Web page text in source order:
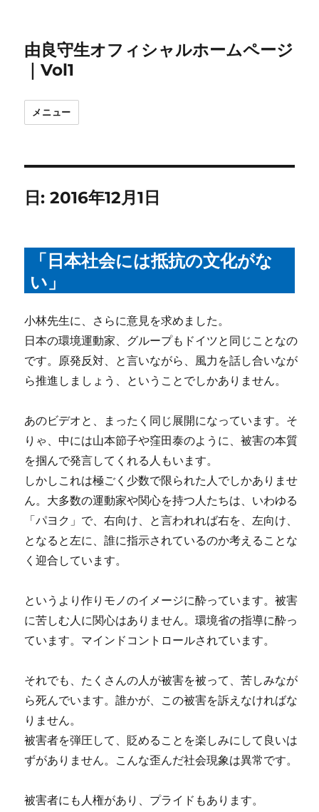
由良守生オフィシャルホームページ
｜Vol1
メニュー
日:2016年12月1日
「日本社会には抵抗の文化がな
い」
小林先生に、さらに意見を求めました。
日本の環境運動家、グループもドイツと同じことなの
です。原発反対、と言いながら、風力を話し合いなが
ら推進しましょう、ということでしかありません。
あのビデオと、まったく同じ展開になっています。そ
りゃ、中には山本節子や窪田泰のように、被害の本質
を掴んで発言してくれる人もいます。
しかしこれは極ごく少数で限られた人でしかありませ
ん。大多数の運動家や関心を持つ人たちは、いわゆる
「パヨク」で、右向け、と言われれば右を、左向け、
となると左に、誰に指示されているのか考えることな
く迎合しています。
というより作りモノのイメージに酔っています。被害
に苦しむ人に関心はありません。環境省の指導に酔っ
ています。マインドコントロールされています。
それでも、たくさんの人が被害を被って、苦しみなが
ら死んでいます。誰かが、この被害を訴えなければな
りません。
被害者を弾圧して、貶めることを楽しみにして良いは
ずがありません。こんな歪んだ社会現象は異常です。
被害者にも人権があり、プライドもあります。